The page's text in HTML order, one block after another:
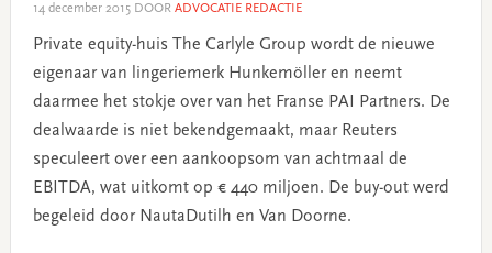
14 december 2015DOOR ADVOCATIE REDACTIE
Private equity-huis The Carlyle Group wordt de nieuwe
eigenaar van lingeriemerk Hunkemöller en neemt
daarmee het stokje over van het Franse PAI Partners. De
dealwaarde is niet bekendgemaakt, maar Reuters
speculeert over een aankoopsom van achtmaal de
EBITDA, wat uitkomt op € 440 miljoen. De buy-out werd
begeleid door NautaDutilh en Van Doorne.